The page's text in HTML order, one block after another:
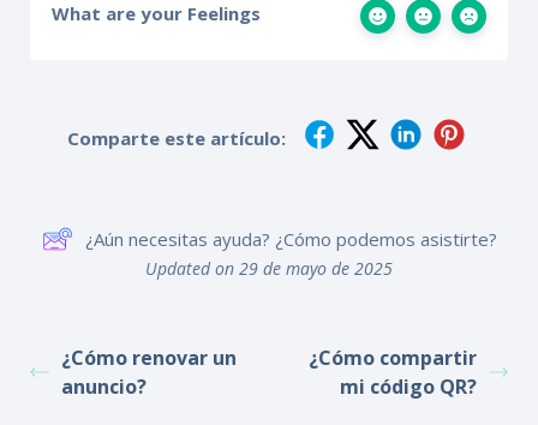
What are your Feelings
Comparte este artículo:
¿Aún necesitas ayuda? ¿Cómo podemos asistirte?
Updated on 29 de mayo de 2025
¿Cómo renovar un
anuncio?
¿Cómo compartir
mi código QR?